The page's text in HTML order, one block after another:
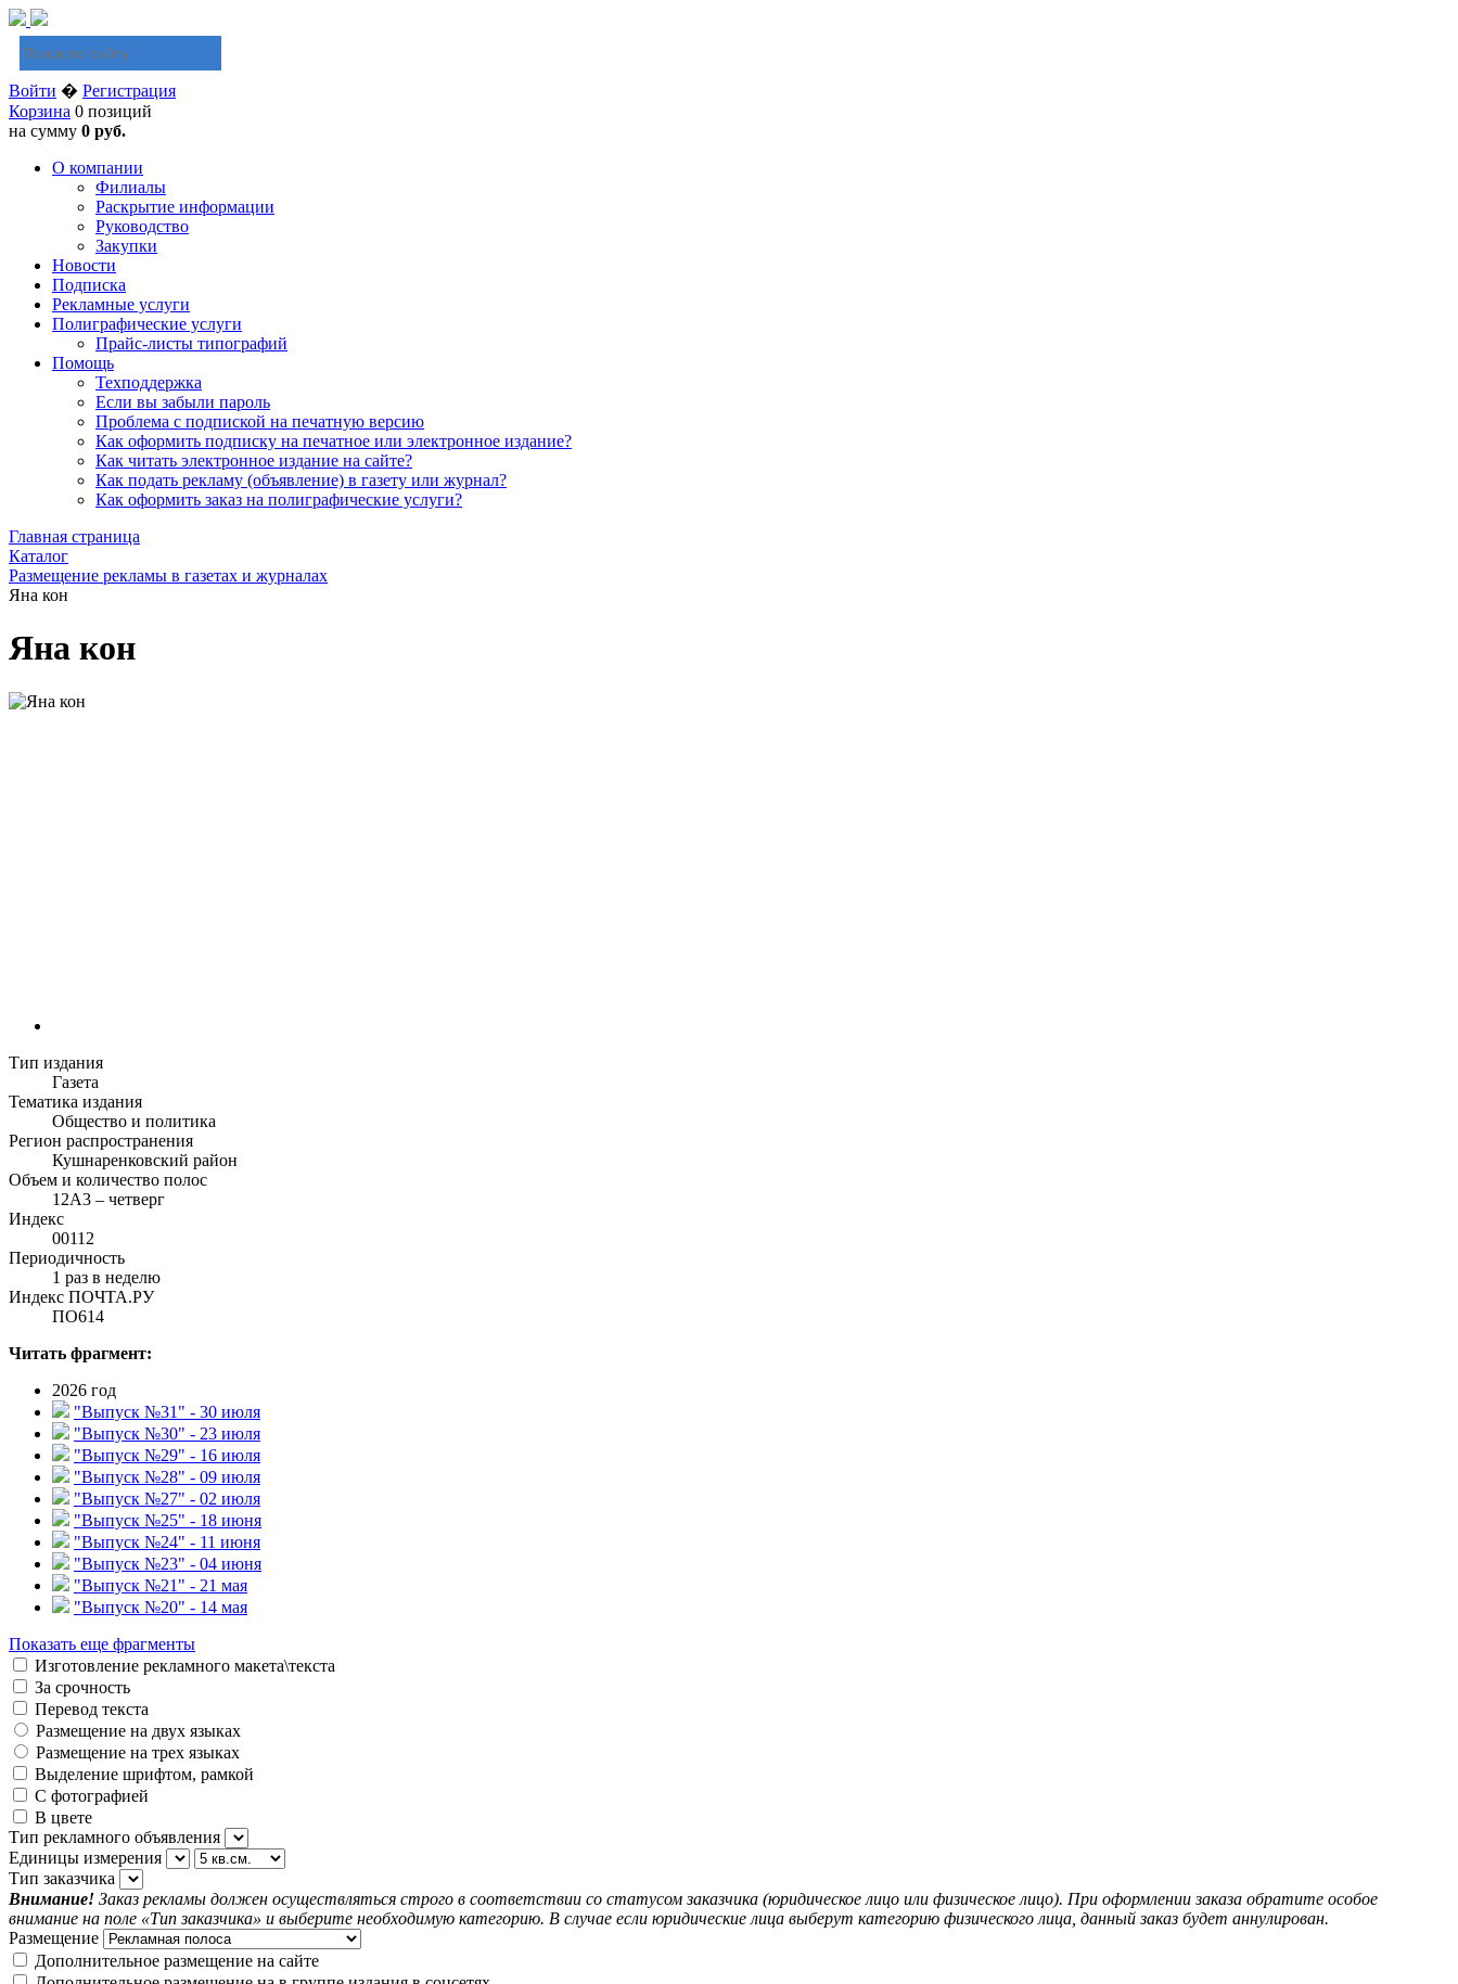
Войти � Регистрация
Корзина 0 позиций
на сумму 0 руб.
О компании
Филиалы
Раскрытие информации
Руководство
Закупки
Новости
Подписка
Рекламные услуги
Полиграфические услуги
Прайс-листы типографий
Помощь
Техподдержка
Если вы забыли пароль
Проблема с подпиской на печатную версию
Как оформить подписку на печатное или электронное издание?
Как читать электронное издание на сайте?
Как подать рекламу (объявление) в газету или журнал?
Как оформить заказ на полиграфические уcлуги?
Главная страница
Каталог
Размещение рекламы в газетах и журналах
Яна кон
Яна кон
Тип издания
Газета
Тематика издания
Общество и политика
Регион распространения
Кушнаренковский район
Объем и количество полос
12А3 – четверг
Индекс
00112
Периодичность
1 раз в неделю
Индекс ПОЧТА.РУ
ПО614
Читать фрагмент:
2026 год
"Выпуск №31" - 30 июля
"Выпуск №30" - 23 июля
"Выпуск №29" - 16 июля
"Выпуск №28" - 09 июля
"Выпуск №27" - 02 июля
"Выпуск №25" - 18 июня
"Выпуск №24" - 11 июня
"Выпуск №23" - 04 июня
"Выпуск №21" - 21 мая
"Выпуск №20" - 14 мая
Показать еще фрагменты
Изготовление рекламного макета\текста
За срочность
Перевод текста
Размещение на двух языках
Размещение на трех языках
Выделение шрифтом, рамкой
С фотографией
В цвете
Тип рекламного объявления
Единицы измерения
Тип заказчика
Внимание! Заказ рекламы должен осуществляться строго в соответствии со статусом заказчика (юридическое лицо или физическое лицо). При оформлении заказа обратите особое
внимание на поле «Тип заказчика» и выберите необходимую категорию. В случае если юридические лица выберут категорию физического лица, данный заказ будет аннулирован.
Размещение
Дополнительное размещение на сайте